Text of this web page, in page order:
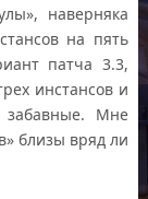
наверняка
на пять
патча 3.3,
инстансов и
забавные. Мне
близы вряд ли